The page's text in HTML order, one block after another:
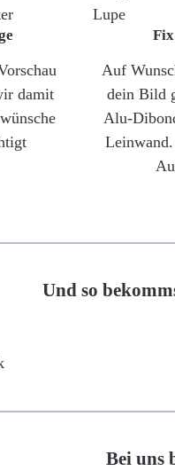
damit
Auf
dein Bild
Alu-
Und so
Bei uns